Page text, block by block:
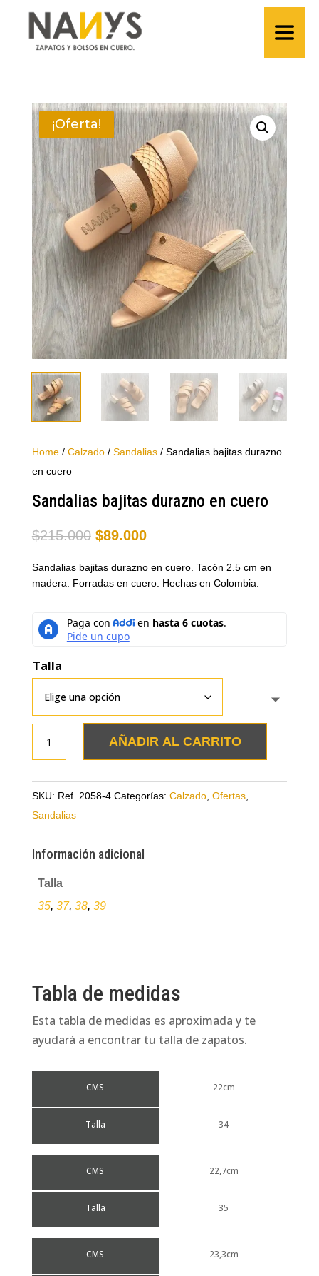
¡Oferta!
Home/ Calzado/ Sandalias/ Sandalias bajitas durazno
en cuero
Sandalias bajitas durazno en cuero
$215.000 El
original
$89.000El
actual
Sandalias bajitas durazno en cuero. Tacón 2.5 cm en
madera. Forradas en cuero. Hechas en Colombia.
Talla
en
cuero
AÑADIR AL CARRITO
SKU: Ref. 2058-4 Categorías: Calzado, Ofertas,
Sandalias
Información adicional
Talla
35, 37, 38, 39
Tabla de medidas
Esta tabla de medidas es aproximada y te
ayudará a encontrar tu talla de zapatos.
CMS
Talla
22cm
34
CMS
Talla
22,7cm
35
CMS 23,3cm